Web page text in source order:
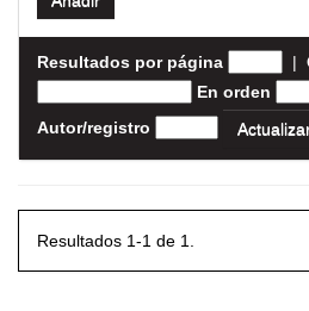
Resultados por página |
En orden
Autor/registro
Resultados 1-1 de 1.